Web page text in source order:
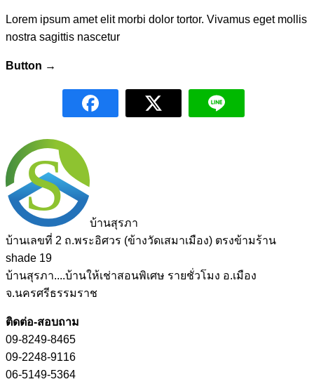
Lorem ipsum amet elit morbi dolor tortor. Vivamus eget mollis
nostra sagittis nascetur
Button →
S
บ้านสุรภา
บ้านเลขที่ 2 ถ.พระอิศวร (ข้างวัดเสมาเมือง) ตรงข้ามร้าน
shade 19
บ้านสุรภา....บ้านให้เช่าสอนพิเศษ รายชั่วโมง อ.เมือง
จ.นครศรีธรรมราช
ติดต่อ-สอบถาม
09-8249-8465
09-2248-9116
06-5149-5364